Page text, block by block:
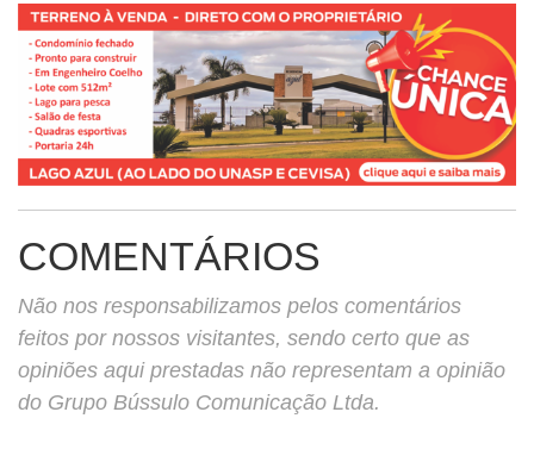
COMENTÁRIOS
Não nos responsabilizamos pelos comentários
feitos por nossos visitantes, sendo certo que as
opiniões aqui prestadas não representam a opinião
do Grupo Bússulo Comunicação Ltda.